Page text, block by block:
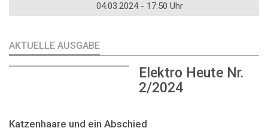
04.03.2024 - 17:50 Uhr
AKTUELLE AUSGABE
Elektro Heute Nr.
2/2024
Katzenhaare und ein Abschied